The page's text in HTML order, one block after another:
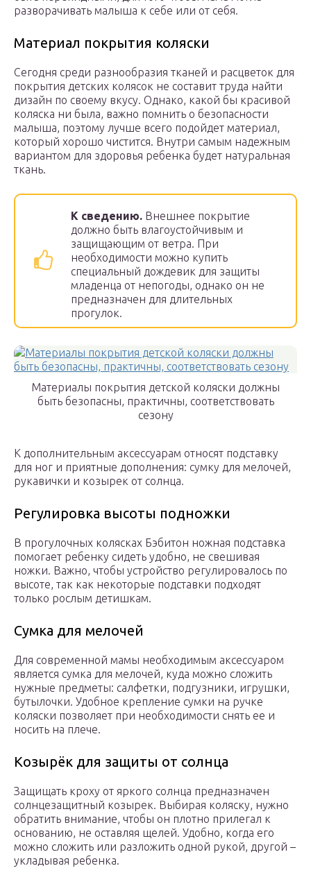
разворачивать малыша к себе или от себя.
Материал покрытия коляски
Сегодня среди разнообразия тканей и расцветок для
покрытия детских колясок не составит труда найти
дизайн по своему вкусу. Однако, какой бы красивой
коляска ни была, важно помнить о безопасности
малыша, поэтому лучше всего подойдет материал,
который хорошо чистится. Внутри самым надежным
вариантом для здоровья ребенка будет натуральная
ткань.
К сведению. Внешнее покрытие
должно быть влагоустойчивым и
защищающим от ветра. При
необходимости можно купить
специальный дождевик для защиты
младенца от непогоды, однако он не
предназначен для длительных
прогулок.
Материалы покрытия детской коляски должны
быть безопасны, практичны, соответствовать
сезону
К дополнительным аксессуарам относят подставку
для ног и приятные дополнения: сумку для мелочей,
рукавички и козырек от солнца.
Регулировка высоты подножки
В прогулочных колясках Бэбитон ножная подставка
помогает ребенку сидеть удобно, не свешивая
ножки. Важно, чтобы устройство регулировалось по
высоте, так как некоторые подставки подходят
только рослым детишкам.
Сумка для мелочей
Для современной мамы необходимым аксессуаром
является сумка для мелочей, куда можно сложить
нужные предметы: салфетки, подгузники, игрушки,
бутылочки. Удобное крепление сумки на ручке
коляски позволяет при необходимости снять ее и
носить на плече.
Козырёк для защиты от солнца
Защищать кроху от яркого солнца предназначен
солнцезащитный козырек. Выбирая коляску, нужно
обратить внимание, чтобы он плотно прилегал к
основанию, не оставляя щелей. Удобно, когда его
можно сложить или разложить одной рукой, другой –
укладывая ребенка.